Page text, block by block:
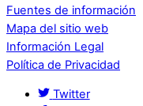
Fuentes de información
Mapa del sitio web
Información Legal
Política de Privacidad
Twitter